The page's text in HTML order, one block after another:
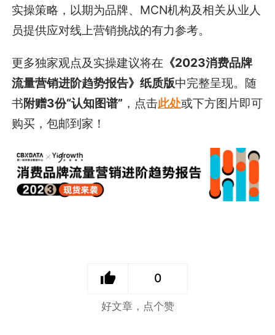
实操策略，以期为品牌、MCN机构及相关从业人
员提供应对线上营销挑战的有力参考。
更多独家观点及实操建议将在 《2023消费品牌
流量营销进阶趋势报告》纸质版中完整呈现。随
书附赠3份“认知图谱” ，点击此处或下方图片即可
购买，包邮到家！
0
好文章，点个赞